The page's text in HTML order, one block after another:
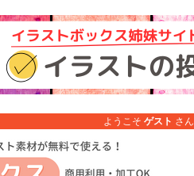
ようこそ ゲスト さん